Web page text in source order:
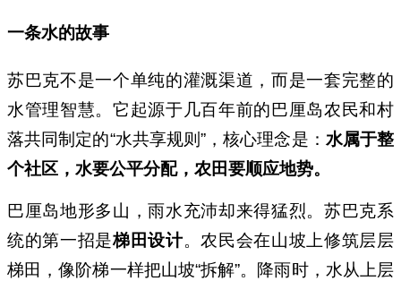
一条水的故事
苏巴克不是一个单纯的灌溉渠道，而是一套完整的
水管理智慧。它起源于几百年前的巴厘岛农民和村
落共同制定的“水共享规则”，核心理念是： 水属于整
个社区，水要公平分配，农田要顺应地势。
巴厘岛地形多山，雨水充沛却来得猛烈。苏巴克系
统的第一招是梯田设计。农民会在山坡上修筑层层
梯田，像阶梯一样把山坡“拆解”。降雨时，水从上层